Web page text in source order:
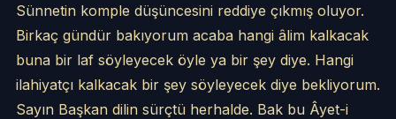
Sünnetin komple düşüncesini reddiye çıkmış oluyor.
Birkaç gündür bakıyorum acaba hangi âlim kalkacak
buna bir laf söyleyecek öyle ya bir şey diye. Hangi
ilahiyatçı kalkacak bir şey söyleyecek diye bekliyorum.
Sayın Başkan dilin sürçtü herhalde. Bak bu Âyet-i